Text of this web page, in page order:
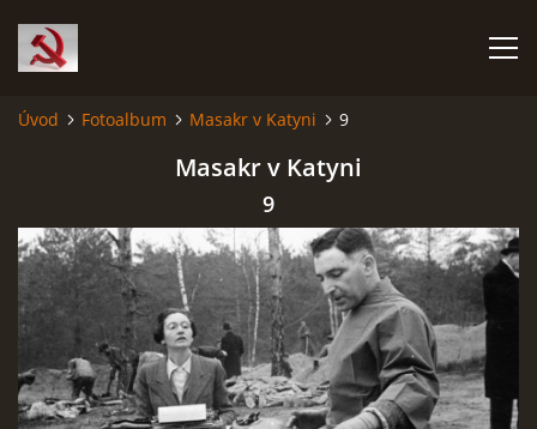
ČERNÁ KNIHA KOMUNISMU I.
ČERNÁ KNIHA KOMUNISMU II.
RUDÝ HLADOMOR: STALINOVA VÁLKA NA UKRAJINĚ
Úvod Fotoalbum Masakr v Katyni 9
Masakr v Katyni
9